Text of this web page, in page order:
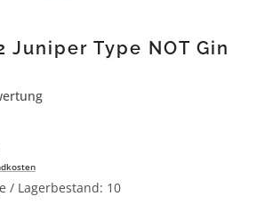
Juniper Type NOT Gin
von 4 von 5 Sternen
/ Lagerbestand: 10